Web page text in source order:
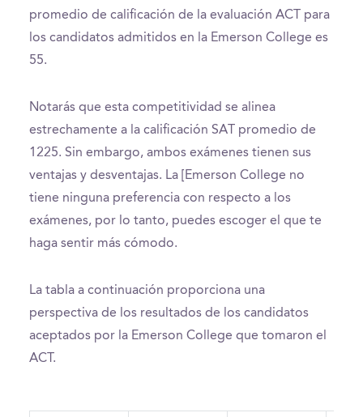
promedio de calificación de la evaluación ACT para
los candidatos admitidos en la Emerson College es
55.
Notarás que esta competitividad se alinea
estrechamente a la calificación SAT promedio de
1225. Sin embargo, ambos exámenes tienen sus
ventajas y desventajas. La [Emerson College no
tiene ninguna preferencia con respecto a los
exámenes, por lo tanto, puedes escoger el que te
haga sentir más cómodo.
La tabla a continuación proporciona una
perspectiva de los resultados de los candidatos
aceptados por la Emerson College que tomaron el
ACT.